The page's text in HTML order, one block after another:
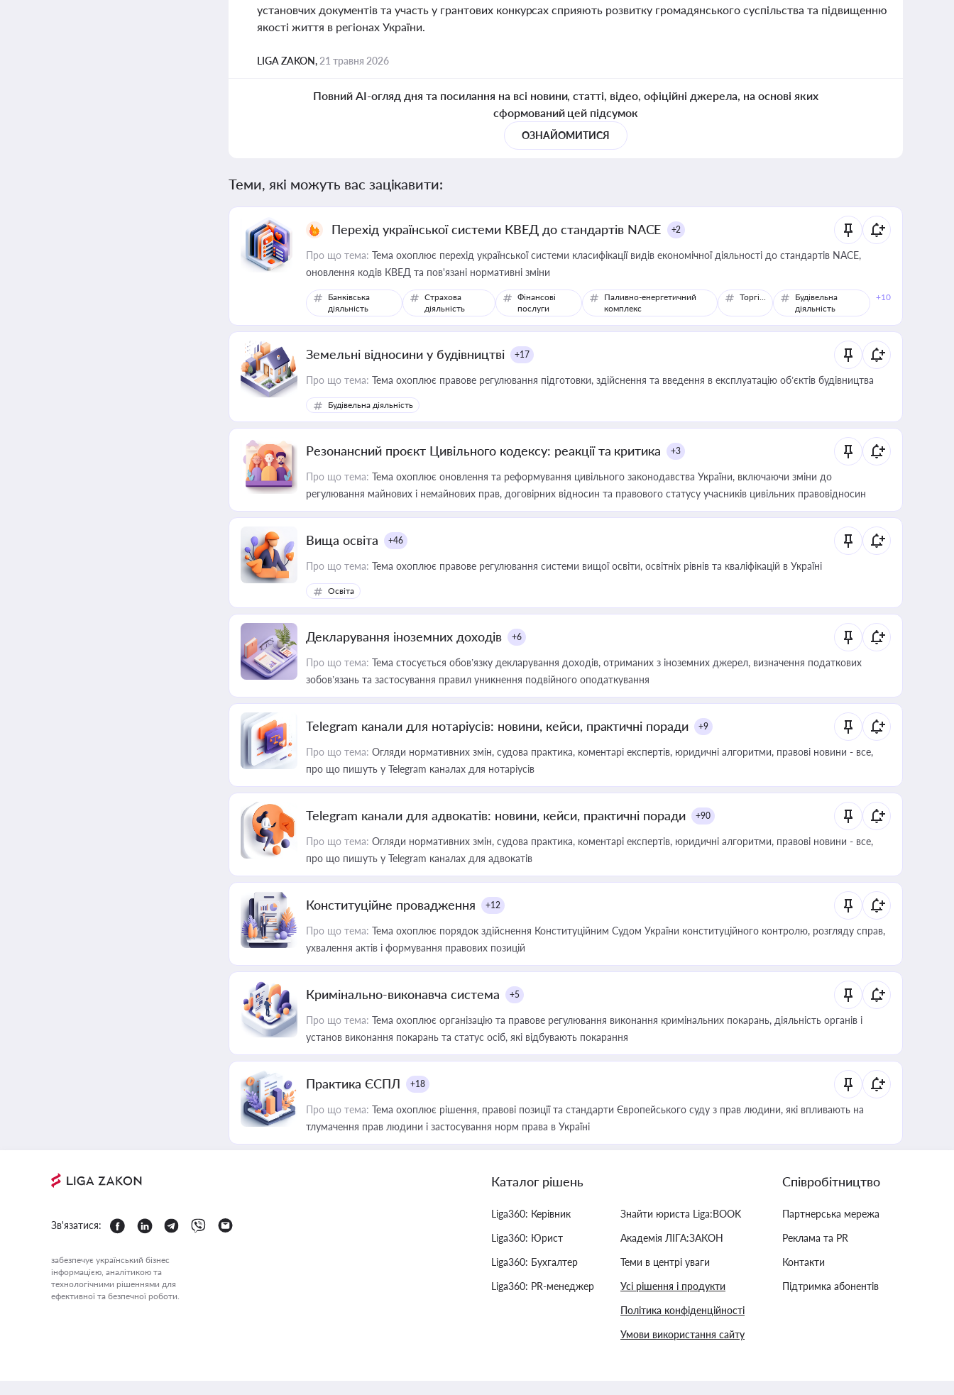
установчих документів та участь у грантових конкурсах сприяють розвитку громадянського суспільства та підвищенню
якості життя в регіонах України.
LIGA ZAKON, 21 травня 2026
Повний AI-огляд дня та посилання на всі новини, статті, відео, офіційні джерела, на основі яких
сформований цей підсумок
ОЗНАЙОМИТИСЯ
Теми, які можуть вас зацікавити:
Перехід української системи КВЕД до стандартів NACE +2
Про що тема: Тема охоплює перехід української системи класифікації видів економічної діяльності до стандартів NACE,
оновлення кодів КВЕД та пов'язані нормативні зміни
Банківська
діяльність
Страхова
діяльність
Фінансові
послуги
Паливно-енергетичний
комплекс
Торгівля
Будівельна
діяльність
+10
Земельні відносини у будівництві +17
Про що тема: Тема охоплює правове регулювання підготовки, здійснення та введення в експлуатацію об’єктів будівництва
Будівельна діяльність
Резонансний проєкт Цивільного кодексу: реакції та критика +3
Про що тема: Тема охоплює оновлення та реформування цивільного законодавства України, включаючи зміни до
регулювання майнових і немайнових прав, договірних відносин та правового статусу учасників цивільних правовідносин
Вища освіта +46
Про що тема: Тема охоплює правове регулювання системи вищої освіти, освітніх рівнів та кваліфікацій в Україні
Освіта
Декларування іноземних доходів +6
Про що тема: Тема стосується обов’язку декларування доходів, отриманих з іноземних джерел, визначення податкових
зобов’язань та застосування правил уникнення подвійного оподаткування
Telegram канали для нотаріусів: новини, кейси, практичні поради +9
Про що тема: Огляди нормативних змін, судова практика, коментарі експертів, юридичні алгоритми, правові новини - все,
про що пишуть у Telegram каналах для нотаріусів
Telegram канали для адвокатів: новини, кейси, практичні поради +90
Про що тема: Огляди нормативних змін, судова практика, коментарі експертів, юридичні алгоритми, правові новини - все,
про що пишуть у Telegram каналах для адвокатів
Конституційне провадження +12
Про що тема: Тема охоплює порядок здійснення Конституційним Судом України конституційного контролю, розгляду справ,
ухвалення актів і формування правових позицій
Кримінально-виконавча система +5
Про що тема: Тема охоплює організацію та правове регулювання виконання кримінальних покарань, діяльність органів і
установ виконання покарань та статус осіб, які відбувають покарання
Практика ЄСПЛ +18
Про що тема: Тема охоплює рішення, правові позиції та стандарти Європейського суду з прав людини, які впливають на
тлумачення прав людини і застосування норм права в Україні
Зв'язатися:
забезпечує український бізнес
інформацією, аналітикою та
технологічними рішеннями для
ефективної та безпечної роботи.
Каталог рішень
Liga360: Керівник
Liga360: Юрист
Liga360: Бухгалтер
Liga360: PR-менеджер
Знайти юриста Liga:BOOK
Академія ЛІГА:ЗАКОН
Теми в центрі уваги
Усі рішення і продукти
Політика конфіденційності
Умови використання сайту
Співробітництво
Партнерська мережа
Реклама та PR
Контакти
Підтримка абонентів